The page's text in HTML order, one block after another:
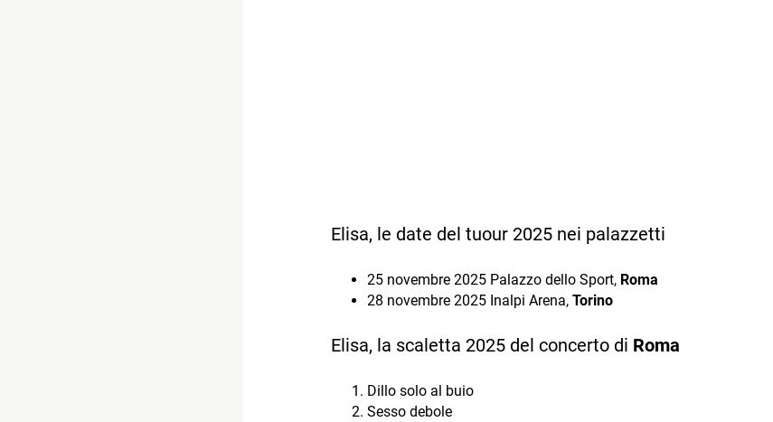
Elisa, le date del tuour 2025 nei palazzetti
25 novembre 2025 Palazzo dello Sport, Roma
28 novembre 2025 Inalpi Arena, Torino
Elisa, la scaletta 2025 del concerto di Roma
Dillo solo al buio
Sesso debole